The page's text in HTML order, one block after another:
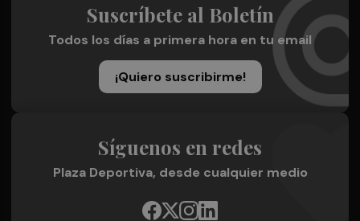
Suscríbete al Boletín
Todos los días a primera hora en tu email
¡Quiero suscribirme!
Síguenos en redes
Plaza Deportiva, desde cualquier medio